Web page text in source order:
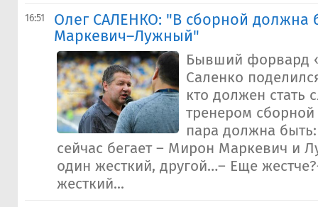
16:51
Олег САЛЕНКО: "В сборной должна
Маркевич–Лужный"
Бывший форвард
Саленко
кто должен стать
тренером
пара должна
сейчас бегает – Мирон Маркевич и
один жесткий, другой…– Еще
жесткий...